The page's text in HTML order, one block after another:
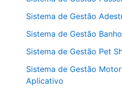
Sistema de Gestão
Sistema de Gestão
Sistema de Gestão Pet
Sistema de Gestão
Aplicativo